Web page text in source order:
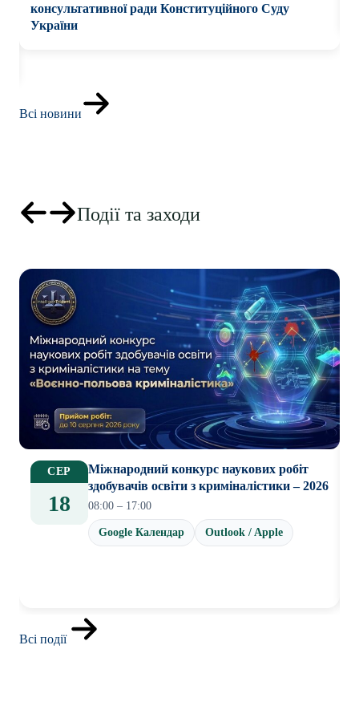
нагород
Всі новини
Події та заходи
СЕР
18
Міжнародний конкурс наукових робіт
здобувачів освіти з криміналістики – 2026
08:00 – 17:00
Google Календар Outlook / Apple
Всі події